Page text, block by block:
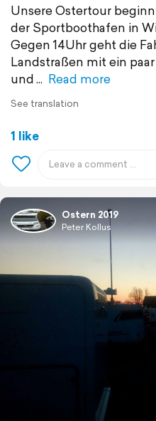
Unsere Ostertour
der Sportboothafen in
Gegen 14Uhr geht die
Landstraßen mit ein
und
Read more
See translation
1 like
Ostern 2019
Peter Kollus